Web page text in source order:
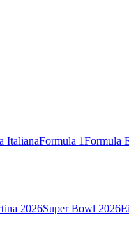
ItalianaFormula 1Formula
2026Super Bowl 2026